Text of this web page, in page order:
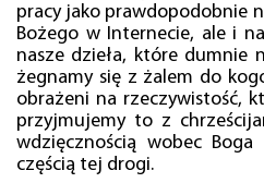
pracy jako prawdopodobnie
Bożego w Internecie, ale i
nasze dzieła, które dumnie
żegnamy się z żalem do
obrażeni na rzeczywistość,
przyjmujemy to z
wdzięcznością wobec
częścią tej drogi.